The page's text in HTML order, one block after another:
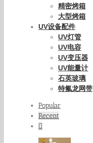
精密烤箱
大型烤箱
UV设备配件
UV灯管
UV电容
UV变压器
UV能量计
石英玻璃
特氟龙网带
Popular
Recent